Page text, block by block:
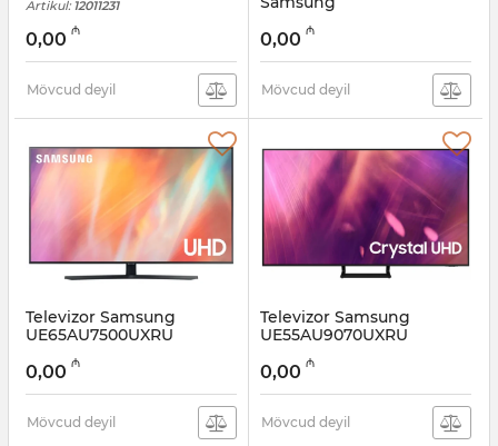
Artikul: 12011231
0,00 ₼
Mövcud deyil
Artikul:
0,00 ₼
Mövcud deyil
Televizor Samsung
UE65AU7500UXRU
12011229
0,00 ₼
Mövcud deyil
Televizor Samsung
UE55AU9070UXRU
12011228
0,00 ₼
Mövcud deyil